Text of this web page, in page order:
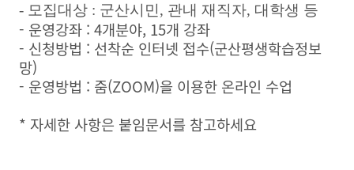
- 모집대상 : 군산시민, 관내 재직자, 대학생 등
- 운영강좌 : 4개분야, 15개 강좌
- 신청방법 : 선착순 인터넷 접수(군산평생학습정보
망)
- 운영방법 : 줌(ZOOM)을 이용한 온라인 수업
* 자세한 사항은 붙임문서를 참고하세요